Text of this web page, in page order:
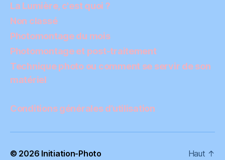
La Lumière, c'est quoi ?
Non classé
Photomontage du mois
Photomontage et post-traitement
Technique photo ou comment se servir de son
matériel
Conditions générales d’utilisation
© 2026 Initiation-Photo
Haut ↑